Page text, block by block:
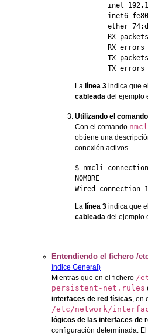
inet
inet6
ether
RX
RX errors
TX
TX errors
La línea 3 indica que el
cableada del ejemplo
Utilizando el
Con el comando
obtiene una
conexión activos.
$ nmcli
NOMBRE
Wired connection
La línea 3 indica que el
cableada del ejemplo
Entendiendo el fichero /
índice General)
Mientras que en el fichero /
persistent-net.rules
interfaces de red físicas, en
/etc/network/
lógicos de las interfaces de
configuración determinada.